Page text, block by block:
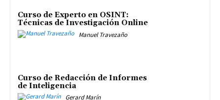
Curso de Experto en OSINT:
Técnicas de Investigación Online
Manuel Travezaño
Curso de Redacción de Informes
de Inteligencia
Gerard Marín